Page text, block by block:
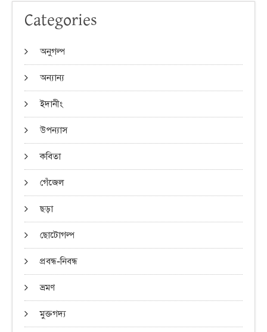
Categories
অনুগল্প
অন্যান্য
ইদানীং
উপন্যাস
কবিতা
গেঁজেল
ছড়া
ছোটোগল্প
প্রবন্ধ-নিবন্ধ
ভ্রমণ
মুক্তগদ্য